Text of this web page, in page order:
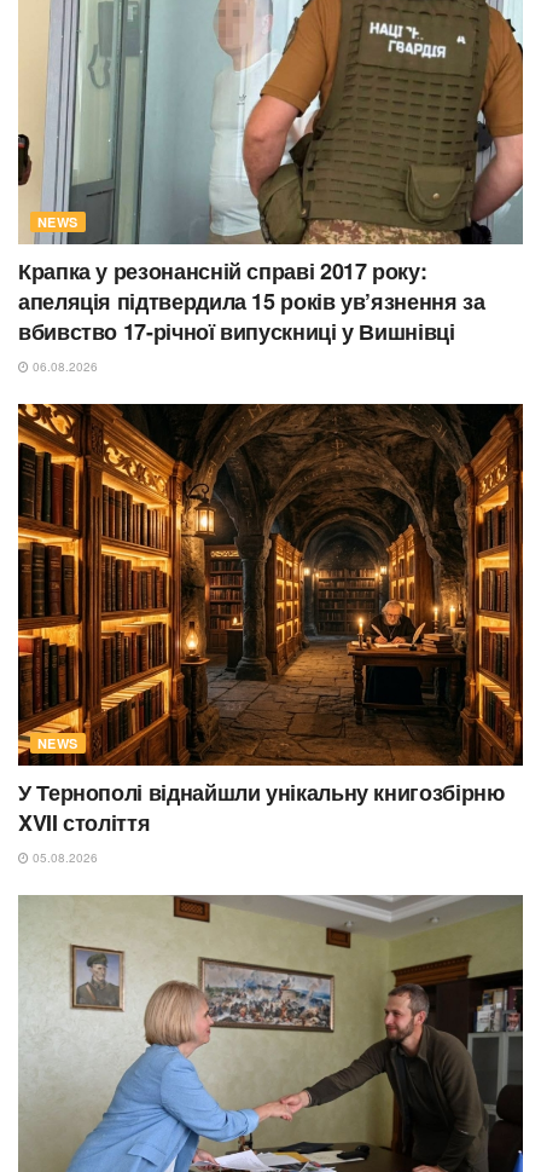
NEWS
Крапка у резонансній справі 2017 року:
апеляція підтвердила 15 років ув’язнення за
вбивство 17-річної випускниці у Вишнівці
06.08.2026
NEWS
У Тернополі віднайшли унікальну книгозбірню
XVII століття
05.08.2026